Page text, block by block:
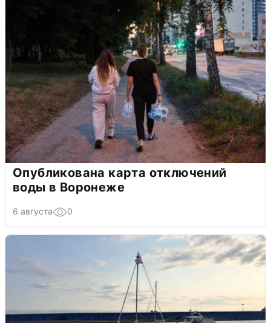
Опубликована карта отключений
воды в Воронеже
6 августа 0